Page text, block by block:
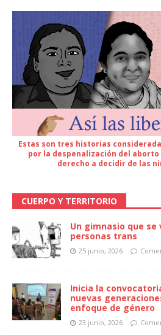
Estas son tres historias
por la despenalización del aborto
derecho a decidir de las
CUERPO Y TERRITORIO
Un gimnasio que
personas trans
25 junio, 2026
Inicia la
nuevas
enfoque de género
23 junio, 2026